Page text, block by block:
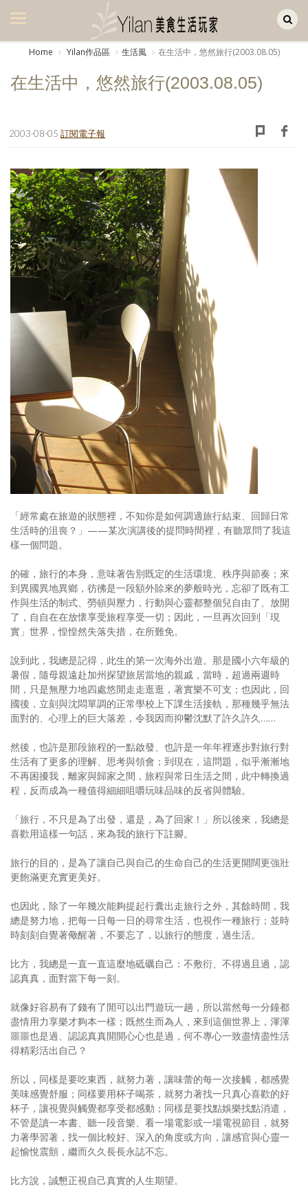
美食集
生活風
書房集
日記簿
餐桌週記
享樂隨手拍
照相簿
影音區
創意出版服務
歷史區
關於Yilan
個人著作
活動實況記錄
媒體報導一覽
合作與代言
訂閱電子報
Home Yilan作品區 生活風 在生活中，悠然旅行(2003.08.05)
在生活中，悠然旅行(2003.08.05)
2003-08-05 訂閱電子報
「經常處在旅遊的狀態裡，不知你是如何調適旅行結束、回歸日常
生活時的沮喪？」——某次演講後的提問時間裡，有聽眾問了我這
樣一個問題。
的確，旅行的本身，意味著告別既定的生活環境、秩序與節奏；來
到異國異地異鄉，彷彿是一段額外賒來的夢般時光，忘卻了既有工
作與生活的制式、勞頓與壓力，行動與心靈都整個兒自由了、放開
了，自自在在放懷享受旅程享受一切；因此，一旦再次回到「現
實」世界，惶惶然失落失措，在所難免。
說到此，我總是記得，此生的第一次海外出遊。那是國小六年級的
暑假，隨母親遠赴加州探望旅居當地的親戚，當時，超過兩週時
間，只是無壓力地四處悠閒走走逛逛，著實樂不可支；也因此，回
國後，立刻與沈悶單調的正常學校上下課生活接軌，那種幾乎無法
面對的、心理上的巨大落差，令我因而抑鬱沈默了許久許久……
然後，也許是那段旅程的一點啟發、也許是一年年裡逐步對旅行對
生活有了更多的理解、思考與領會；到現在，這問題，似乎漸漸地
不再困擾我，離家與歸家之間，旅程與常日生活之間，此中轉換過
程，反而成為一種值得細細咀嚼玩味品味的反省與體驗。
「旅行，不只是為了出發，還是，為了回家！」所以後來，我總是
喜歡用這樣一句話，來為我的旅行下註腳。
旅行的目的，是為了讓自己與自己的生命自己的生活更開闊更強壯
更飽滿更充實更美好。
也因此，除了一年幾次能夠提起行囊出走旅行之外，其餘時間，我
總是努力地，把每一日每一日的尋常生活，也視作一種旅行；並時
時刻刻自覺著儆醒著，不要忘了，以旅行的態度，過生活。
比方，我總是一直一直這麼地砥礪自己：不敷衍、不得過且過，認
認真真，面對當下每一刻。
就像好容易有了錢有了閒可以出門遊玩一趟，所以當然每一分鐘都
盡情用力享樂才夠本一樣；既然生而為人，來到這個世界上，渾渾
噩噩也是過、認認真真開開心心也是過，何不專心一致盡情盡性活
得精彩活出自己？
所以，同樣是要吃東西，就努力著，讓味蕾的每一次接觸，都感覺
美味感覺舒服；同樣要用杯子喝茶，就努力著找一只真心喜歡的好
杯子，讓視覺與觸覺都享受都感動；同樣是要找點娛樂找點消遣，
不管是讀一本書、聽一段音樂、看一場電影或一場電視節目，就努
力著學習著，找一個比較好、深入的角度或方向，讓感官與心靈一
起愉悅震顫，繼而久久長長永誌不忘。
比方說，誠懇正視自己真實的人生期望。